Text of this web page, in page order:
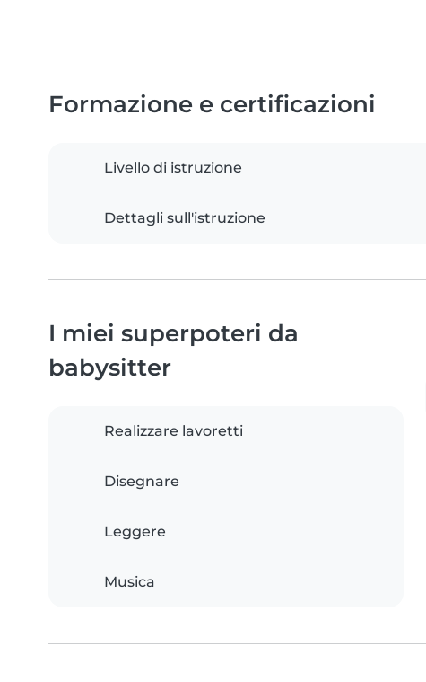
Formazione e certificazioni
Livello di istruzione
Dettagli sull'istruzione
I miei superpoteri da
babysitter
Realizzare lavoretti
Disegnare
Leggere
Musica